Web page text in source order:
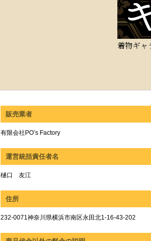
着物ギャ
販売業者
有限会社PO’s Factory
運営統括責任者名
樋口 友江
住所
232-0071神奈川県横浜市南区永田北1-16-43-202